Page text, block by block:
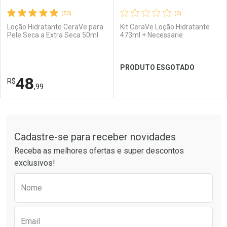
Por R$ 114,99/cada
Por R$ 114,99/cada
(53)
Loção Hidratante CeraVe para
Pele Seca a Extra Seca 50ml
R$48,99
Dermaclub
Por Menos
(0)
Kit CeraVe Loção Hidratante
473ml + Necessarie
PRODUTO ESGOTADO
Laboratório
Por Menos
Cadastre-se para receber novidades
Receba as melhores ofertas e super descontos
exclusivos!
Nome
Email